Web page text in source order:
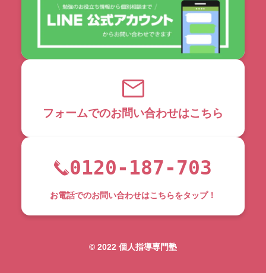
フォームでのお問い合わせはこちら
0120-187-703
お電話でのお問い合わせはこちらをタップ！
©︎ 2022 個人指導専門塾